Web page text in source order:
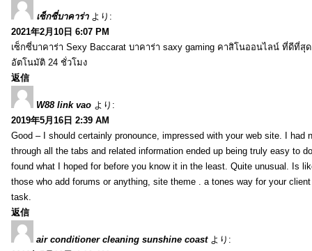
เซ็กซี่บาคาร่า より:
2021年2月10日 6:07 PM
เซ็กซี่บาคาร่า Sexy Baccarat บาคาร่า saxy gaming คาสิโนออนไลน์ ที่ดีที่สุ
อัตโนมัติ 24 ชั่วโมง
返信
W88 link vao より:
2019年5月16日 2:39 AM
Good – I should certainly pronounce, impressed with your web site. I had
through all the tabs and related information ended up being truly easy to
found what I hoped for before you know it in the least. Quite unusual. Is
those who add forums or anything, site theme . a tones way for your
task.
返信
air conditioner cleaning sunshine coast より: